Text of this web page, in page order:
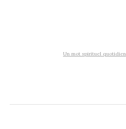
Un mot spirituel quotidien